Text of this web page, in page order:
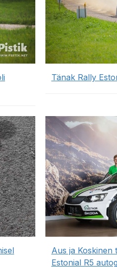
Tänak Rally
Aus ja Koskinen
Estonial R5